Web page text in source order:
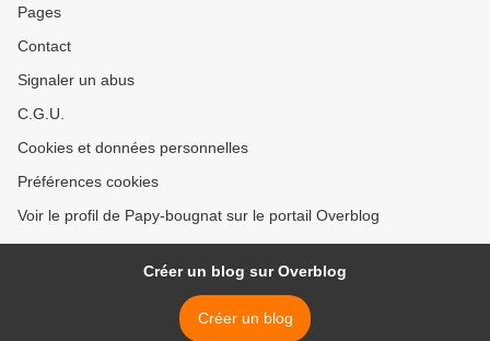
Pages
Contact
Signaler un abus
C.G.U.
Cookies et données personnelles
Préférences cookies
Voir le profil de Papy-bougnat sur le portail Overblog
Créer un blog sur Overblog
Créer un blog